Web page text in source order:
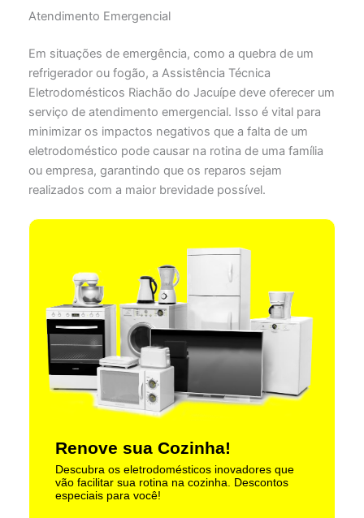
Atendimento Emergencial
Em situações de emergência, como a quebra de um
refrigerador ou fogão, a Assistência Técnica
Eletrodomésticos Riachão do Jacuípe deve oferecer um
serviço de atendimento emergencial. Isso é vital para
minimizar os impactos negativos que a falta de um
eletrodoméstico pode causar na rotina de uma família
ou empresa, garantindo que os reparos sejam
realizados com a maior brevidade possível.
Renove sua Cozinha!
Descubra os eletrodomésticos inovadores que
vão facilitar sua rotina na cozinha. Descontos
especiais para você!